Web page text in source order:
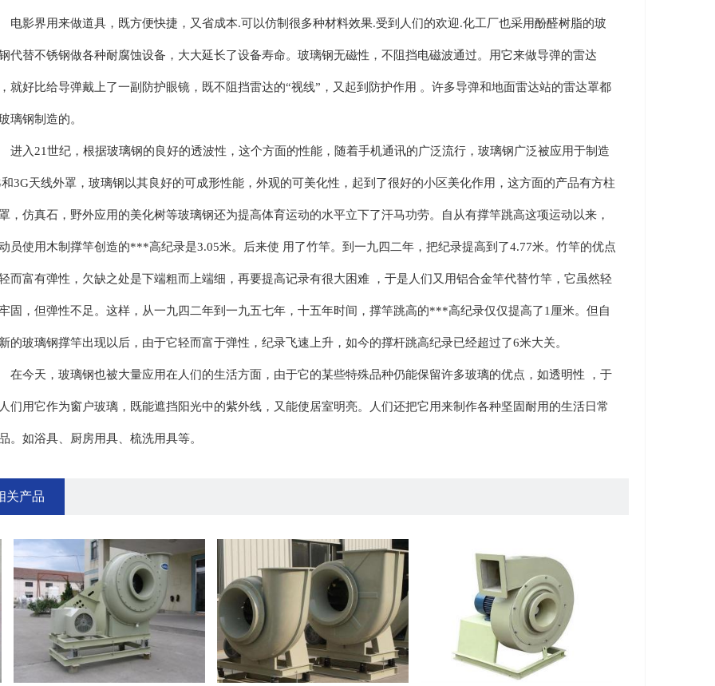
影界用来做道具，既方便快捷，又省成本.可以仿制很多种材料效果.受到人们的欢迎.化工厂也采用酚醛树脂的玻
代替不锈钢做各种耐腐蚀设备，大大延长了设备寿命。玻璃钢无磁性，不阻挡电磁波通过。用它来做导弹的雷达
就好比给导弹戴上了一副防护眼镜，既不阻挡雷达的“视线”，又起到防护作用 。许多导弹和地面雷达站的雷达罩都
璃钢制造的。
入21世纪，根据玻璃钢的良好的透波性，这个方面的性能，随着手机通讯的广泛流行，玻璃钢广泛被应用于制造
和3G天线外罩，玻璃钢以其良好的可成形性能，外观的可美化性，起到了很好的小区美化作用，这方面的产品有方柱
，仿真石，野外应用的美化树等玻璃钢还为提高体育运动的水平立下了汗马功劳。自从有撑竿跳高这项运动以来，
员使用木制撑竿创造的***高纪录是3.05米。后来使 用了竹竿。到一九四二年，把纪录提高到了4.77米。竹竿的优点
而富有弹性，欠缺之处是下端粗而上端细，再要提高记录有很大困难 ，于是人们又用铝合金竿代替竹竿，它虽然轻
固，但弹性不足。这样，从一九四二年到一九五七年，十五年时间，撑竿跳高的***高纪录仅仅提高了1厘米。但自
的玻璃钢撑竿出现以后，由于它轻而富于弹性，纪录飞速上升，如今的撑杆跳高纪录已经超过了6米大关。
今天，玻璃钢也被大量应用在人们的生活方面，由于它的某些特殊品种仍能保留许多玻璃的优点，如透明性 ，于
们用它作为窗户玻璃，既能遮挡阳光中的紫外线，又能使居室明亮。人们还把它用来制作各种坚固耐用的生活日常
。如浴具、厨房用具、梳洗用具等。
关产品